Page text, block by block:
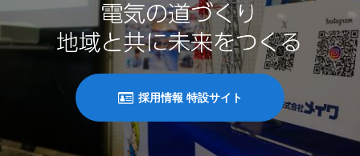
採用情報 特設サイト